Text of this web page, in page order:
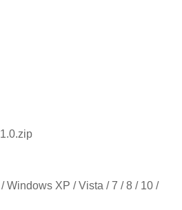
.zip
Windows XP / Vista / 7 / 8 / 10 /